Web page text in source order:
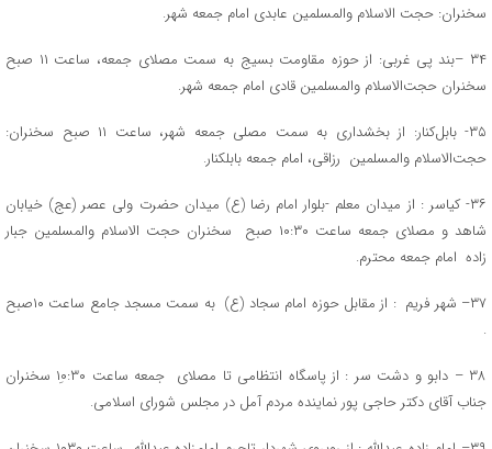
سخنران: حجت الاسلام والمسلمین عابدی امام جمعه شهر.
۳۴ –بند پی غربی: از حوزه مقاومت بسیج به سمت مصلای جمعه، ساعت ۱۱ صبح
سخنران حجت‌الاسلام والمسلمین قادی امام جمعه شهر.
۳۵- بابل‌کنار: از بخشداری به سمت مصلی جمعه شهر، ساعت ۱۱ صبح سخنران:
حجت‌الاسلام والمسلمین رزاقی، امام جمعه بابلکنار.
۳۶- کیاسر : از میدان معلم -بلوار امام رضا (ع) میدان حضرت ولی عصر (عج) خیابان
شاهد و مصلای جمعه ساعت ۱۰:۳۰ صبح سخنران حجت الاسلام والمسلمین جبار
زاده امام جمعه محترم.
۳۷– شهر فریم : از مقابل حوزه امام سجاد (ع) به سمت مسجد جامع ساعت ۱۰صبح
.
۳۸ – دابو و دشت سر : از پاسگاه انتظامی تا مصلای جمعه ساعت ۱۰ِ:۳۰ سخنران
جناب آقای دکتر حاجی پور نماینده مردم آمل در مجلس شورای اسلامی.